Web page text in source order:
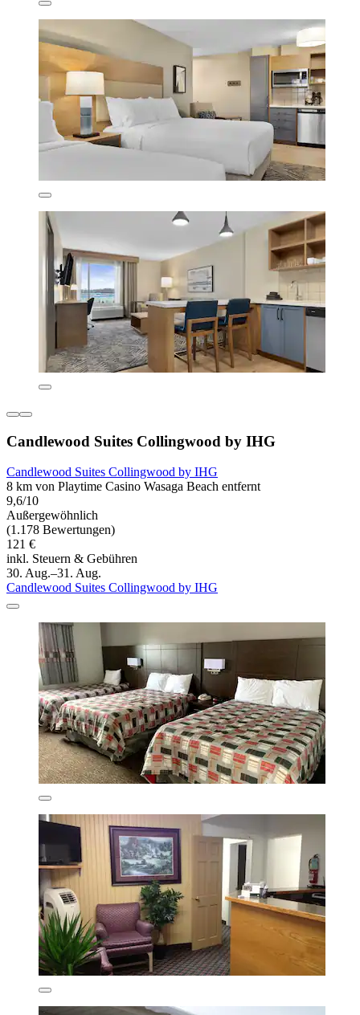
Candlewood Suites Collingwood by IHG
Candlewood Suites Collingwood by IHG
8 km von Playtime Casino Wasaga Beach entfernt
9,6/10
Außergewöhnlich
(1.178 Bewertungen)
121 €
inkl. Steuern & Gebühren
30. Aug.–31. Aug.
Candlewood Suites Collingwood by IHG